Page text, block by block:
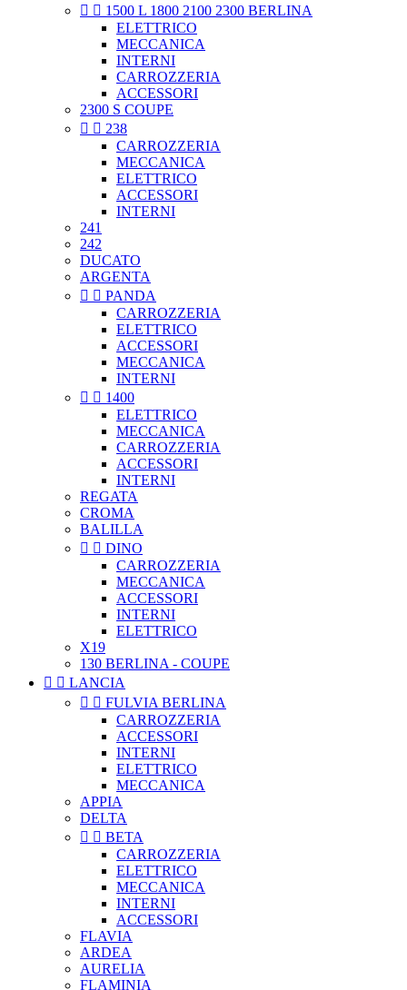
  1500 L 1800 2100 2300 BERLINA
ELETTRICO
MECCANICA
INTERNI
CARROZZERIA
ACCESSORI
2300 S COUPE
  238
CARROZZERIA
MECCANICA
ELETTRICO
ACCESSORI
INTERNI
241
242
DUCATO
ARGENTA
  PANDA
CARROZZERIA
ELETTRICO
ACCESSORI
MECCANICA
INTERNI
  1400
ELETTRICO
MECCANICA
CARROZZERIA
ACCESSORI
INTERNI
REGATA
CROMA
BALILLA
  DINO
CARROZZERIA
MECCANICA
ACCESSORI
INTERNI
ELETTRICO
X19
130 BERLINA - COUPE
  LANCIA
  FULVIA BERLINA
CARROZZERIA
ACCESSORI
INTERNI
ELETTRICO
MECCANICA
APPIA
DELTA
  BETA
CARROZZERIA
ELETTRICO
MECCANICA
INTERNI
ACCESSORI
FLAVIA
ARDEA
AURELIA
FLAMINIA